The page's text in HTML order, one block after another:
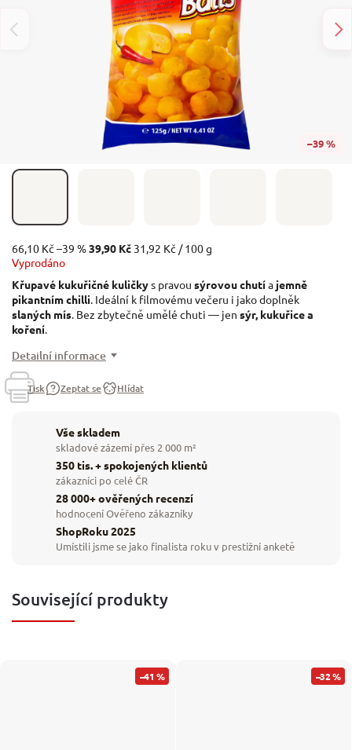
–39 %
66,10 Kč –39 %39,90 Kč 31,92 Kč / 100 g
Vyprodáno
Křupavé kukuřičné kuličkys pravou sýrovou chutía jemně
pikantním chilli. Ideální k filmovému večeru i jako doplněk
slaných mís. Bez zbytečně umělé chuti — jen sýr, kukuřice a
koření.
Detailní informace
Tisk Zeptat se Hlídat
Vše skladem
skladové zázemí přes 2 000 m²
350 tis. + spokojených klientů
zákazníci po celé ČR
28 000+ ověřených recenzí
hodnocení Ověřeno zákazníky
ShopRoku 2025
Umístili jsme se jako finalista roku v prestižní anketě
Související produkty
–41 % –32 %